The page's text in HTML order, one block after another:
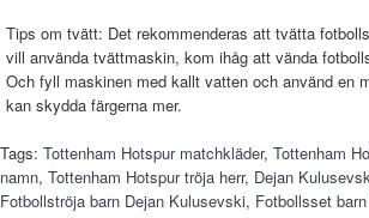
Tips om tvätt: Det rekommenderas att tvätta
vill använda tvättmaskin, kom ihåg att vända
Och fyll maskinen med kallt vatten och använd en
kan skydda färgerna mer.
Tags: Tottenham Hotspur matchkläder, Tottenham
namn, Tottenham Hotspur tröja herr, Dejan
Fotbollströja barn Dejan Kulusevski, Fotbollsset